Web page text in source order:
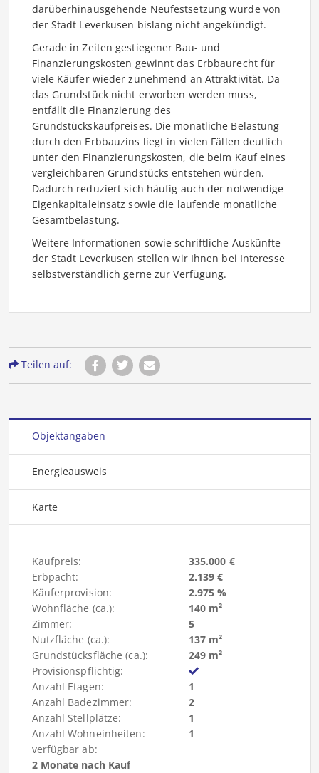
darüberhinausgehende Neufestsetzung wurde von
der Stadt Leverkusen bislang nicht angekündigt.
Gerade in Zeiten gestiegener Bau- und
Finanzierungskosten gewinnt das Erbbaurecht für
viele Käufer wieder zunehmend an Attraktivität. Da
das Grundstück nicht erworben werden muss,
entfällt die Finanzierung des
Grundstückskaufpreises. Die monatliche Belastung
durch den Erbbauzins liegt in vielen Fällen deutlich
unter den Finanzierungskosten, die beim Kauf eines
vergleichbaren Grundstücks entstehen würden.
Dadurch reduziert sich häufig auch der notwendige
Eigenkapitaleinsatz sowie die laufende monatliche
Gesamtbelastung.
Weitere Informationen sowie schriftliche Auskünfte
der Stadt Leverkusen stellen wir Ihnen bei Interesse
selbstverständlich gerne zur Verfügung.
Teilen auf:
Objektangaben
Energieausweis
Karte
Kaufpreis:
335.000 €
Erbpacht:
2.139 €
Käuferprovision:
2.975 %
Wohnfläche (ca.):
140 m²
Zimmer:
5
Nutzfläche (ca.):
137 m²
Grundstücksfläche (ca.):
249 m²
Provisionspflichtig:
Anzahl Etagen:
1
Anzahl Badezimmer:
2
Anzahl Stellplätze:
1
Anzahl Wohneinheiten:
1
verfügbar ab:
2 Monate nach Kauf